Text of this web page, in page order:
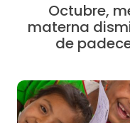
Octubre,
materna
de